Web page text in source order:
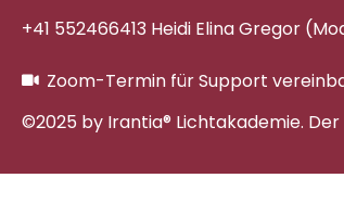
+41 552466413 Heidi Elina Gregor
Zoom-Termin für Support
©2025 by Irantia® Lichtakademie.